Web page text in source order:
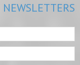
NEWSLETTERS